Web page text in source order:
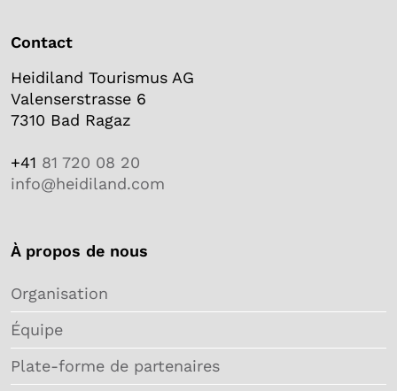
Contact
Heidiland Tourismus AG
Valenserstrasse 6
7310 Bad Ragaz
+41 81 720 08 20
info@heidiland.com
À propos de nous
Organisation
Équipe
Plate-forme de partenaires